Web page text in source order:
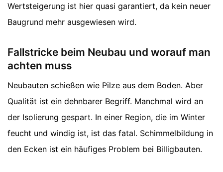
Wertsteigerung ist hier quasi garantiert, da kein neuer
Baugrund mehr ausgewiesen wird.
Fallstricke beim Neubau und worauf man
achten muss
Neubauten schießen wie Pilze aus dem Boden. Aber
Qualität ist ein dehnbarer Begriff. Manchmal wird an
der Isolierung gespart. In einer Region, die im Winter
feucht und windig ist, ist das fatal. Schimmelbildung in
den Ecken ist ein häufiges Problem bei Billigbauten.